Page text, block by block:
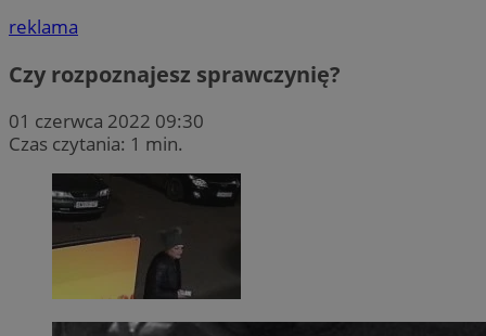
reklama
Czy rozpoznajesz sprawczynię?
01 czerwca 2022 09:30
Czas czytania: 1 min.